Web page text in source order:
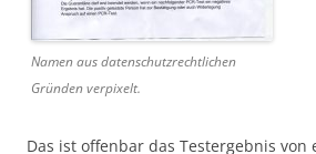
Namen aus datenschutzrechtlichen
Gründen verpixelt.
Das ist offenbar das Testergebnis von